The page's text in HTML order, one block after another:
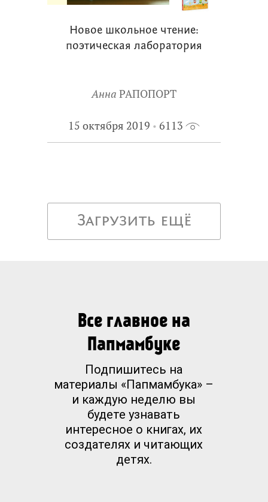
Новое школьное чтение:
поэтическая лаборатория
Анна РАПОПОРТ
15 октября 2019 6113
Загрузить ещё
Все главное на
Папмамбуке
Подпишитесь на
материалы «Папмамбука» –
и каждую неделю вы
будете узнавать
интересное о книгах, их
создателях и читающих
детях.